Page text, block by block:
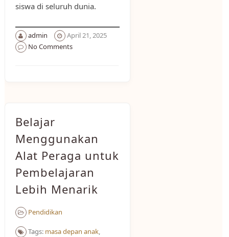
siswa di seluruh dunia.
admin
April 21, 2025
No Comments
Belajar
Menggunakan
Alat Peraga untuk
Pembelajaran
Lebih Menarik
Pendidikan
Tags: masa depan anak,